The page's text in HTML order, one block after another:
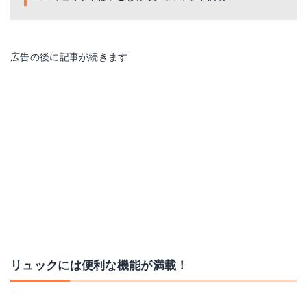
広告の後に記事が続きます
リュックには便利な機能が満載！